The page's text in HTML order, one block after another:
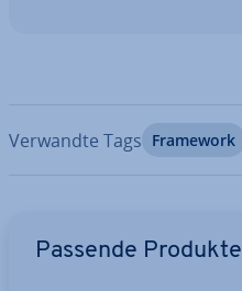
Verwandte Tags Framework
Passende Produkte